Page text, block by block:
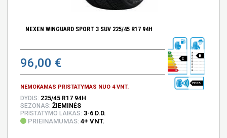
NEXEN WINGUARD SPORT 3 SUV 225/45 R17 94H
96,00 €
NEMOKAMAS PRISTATYMAS NUO 4 VNT.
C
B
72 DB
DYDIS: 225/45 R17 94H
SEZONAS: ŽIEMINĖS
PRISTATYMO LAIKAS: 3-6 D.D.
PRIEINAMUMAS: 4+ VNT.